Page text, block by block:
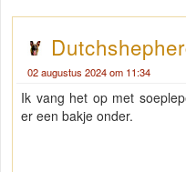
02 augustus 2024 om 11:34
Ik vang het op met
er een bakje onder.